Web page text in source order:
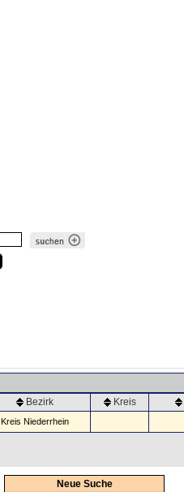
Bezirk Kreis
Kreis Niederrhein
Neue Suche